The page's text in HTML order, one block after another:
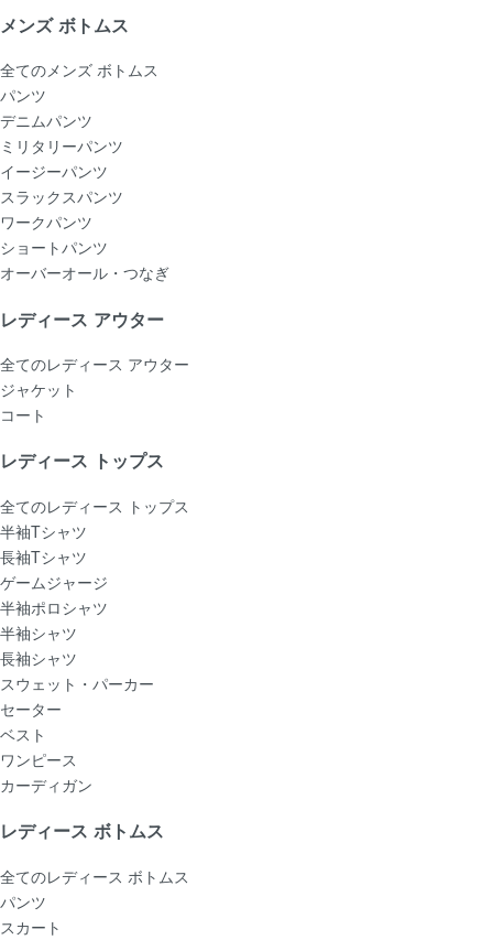
メンズ ボトムス
全てのメンズ ボトムス
パンツ
デニムパンツ
ミリタリーパンツ
イージーパンツ
スラックスパンツ
ワークパンツ
ショートパンツ
オーバーオール・つなぎ
レディース アウター
全てのレディース アウター
ジャケット
コート
レディース トップス
全てのレディース トップス
半袖Tシャツ
長袖Tシャツ
ゲームジャージ
半袖ポロシャツ
半袖シャツ
長袖シャツ
スウェット・パーカー
セーター
ベスト
ワンピース
カーディガン
レディース ボトムス
全てのレディース ボトムス
パンツ
スカート